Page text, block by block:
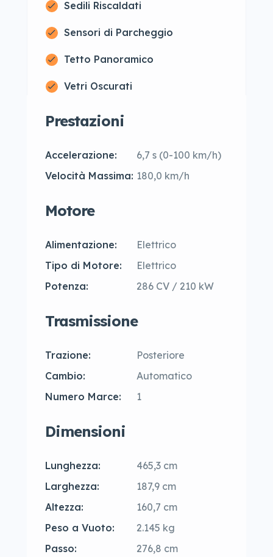
Sedili Riscaldati
Sensori di Parcheggio
Tetto Panoramico
Vetri Oscurati
Prestazioni
Accelerazione:
6,7 s (0-100 km/h)
Velocità Massima: 180,0 km/h
Motore
Alimentazione:
Elettrico
Tipo di Motore:
Elettrico
Potenza:
286 CV / 210 kW
Trasmissione
Trazione:
Posteriore
Cambio:
Automatico
Numero Marce:
1
Dimensioni
Lunghezza:
465,3 cm
Larghezza:
187,9 cm
Altezza:
160,7 cm
Peso a Vuoto:
2.145 kg
Passo:
276,8 cm